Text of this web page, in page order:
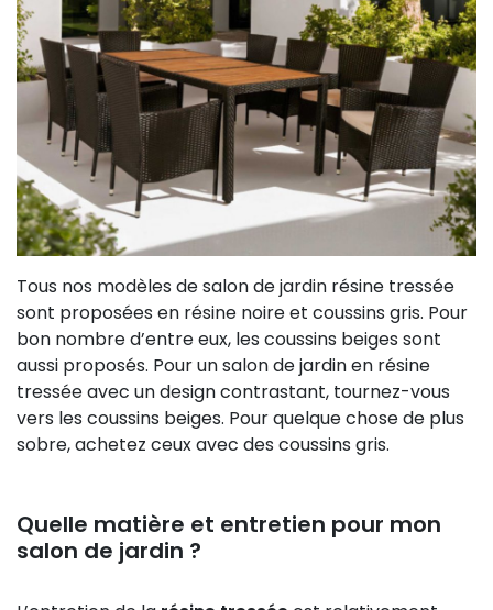
Tous nos modèles de salon de jardin résine tressée
sont proposées en résine noire et coussins gris. Pour
bon nombre d’entre eux, les coussins beiges sont
aussi proposés. Pour un salon de jardin en résine
tressée avec un design contrastant, tournez-vous
vers les coussins beiges. Pour quelque chose de plus
sobre, achetez ceux avec des coussins gris.
Quelle matière et entretien pour mon
salon de jardin ?